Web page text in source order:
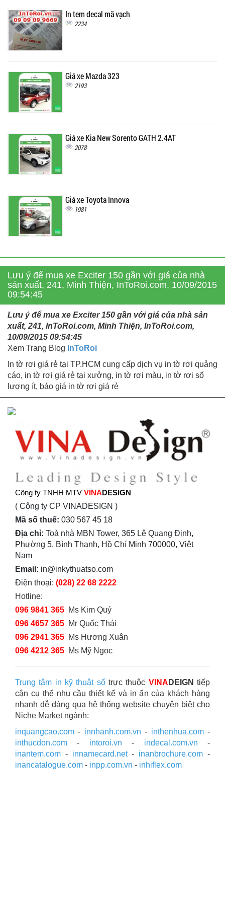
In tem decal mã vạch
2234
Giá xe Mazda 323
2193
Giá xe Kia New Sorento GATH 2.4AT
2078
Giá xe Toyota Innova
1981
Lưu ý để mua xe Exciter 150 gần với giá của nhà
sản xuất, 241, Minh Thiện, InToRoi.com, 10/09/2015
09:54:45
Lưu ý để mua xe Exciter 150 gần với giá của nhà sản
xuất, 241, InToRoi.com, Minh Thiện, InToRoi.com,
10/09/2015 09:54:45
Xem Trang Blog InToRoi
In tờ rơi giá rẻ tại TP.HCM cung cấp dịch vụ in tờ rơi quảng
cáo, in tờ rơi giá rẻ tại xưởng, in tờ rơi màu, in tờ rơi số
lượng ít, báo giá in tờ rơi giá rẻ
Công ty TNHH MTV VINADESIGN
( Công ty CP VINADESIGN )
Mã số thuế: 030 567 45 18
Địa chỉ: Toà nhà MBN Tower, 365 Lê Quang Định,
Phường 5, Bình Thạnh, Hồ Chí Minh 700000, Việt
Nam
Email: in@inkythuatso.com
Điện thoại: (028) 22 68 2222
Hotline:
096 9841 365 Ms Kim Quý
096 4657 365 Mr Quốc Thái
096 2941 365 Ms Hương Xuân
096 4212 365 Ms Mỹ Ngọc
Trung tâm in kỹ thuật sốtrực thuộc VINA DEIGN tiếp
cận cụ thể nhu cầu thiết kế và in ấn của khách hàng
nhanh dễ dàng qua hệ thống website chuyên biệt cho
Niche Market ngành:
inquangcao.com - innhanh.com.vn - inthenhua.com-
inthucdon.com - intoroi.vn - indecal.com.vn -
inantem.com - innamecard.net- inanbrochure.com -
inancatalogue.com - inpp.com.vn - inhiflex.com